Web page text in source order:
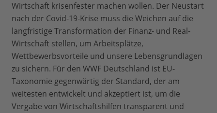
Wirtschaft krisenfester machen wollen. Der Neustart
nach der Covid-19-Krise muss die Weichen auf die
langfristige Transformation der Finanz- und Real-
Wirtschaft stellen, um Arbeitsplätze,
Wettbewerbsvorteile und unsere Lebensgrundlagen
zu sichern. Für den WWF Deutschland ist EU-
Taxonomie gegenwärtig der Standard, der am
weitesten entwickelt und akzeptiert ist, um die
Vergabe von Wirtschaftshilfen transparent und